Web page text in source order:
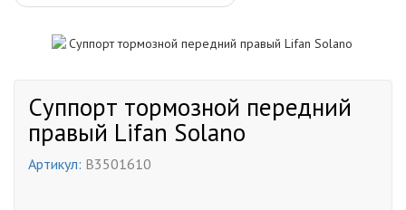
Суппорт тормозной передний
правый Lifan Solano
Артикул: B3501610